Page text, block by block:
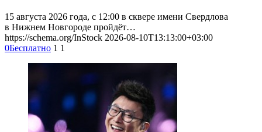
15 августа 2026 года, с 12:00 в сквере имени Свердлова
в Нижнем Новгороде пройдёт…
https://schema.org/InStock 2026-08-10T13:13:00+03:00
0Бесплатно 1 1